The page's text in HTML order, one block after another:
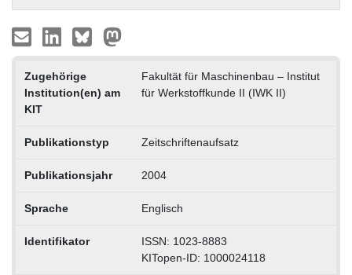
Zugehörige
Institution(en) am
KIT
Fakultät für Maschinenbau – Institut
für Werkstoffkunde II (IWK II)
Publikationstyp Zeitschriftenaufsatz
Publikationsjahr 2004
Sprache Englisch
Identifikator
ISSN: 1023-8883
KITopen-ID: 1000024118